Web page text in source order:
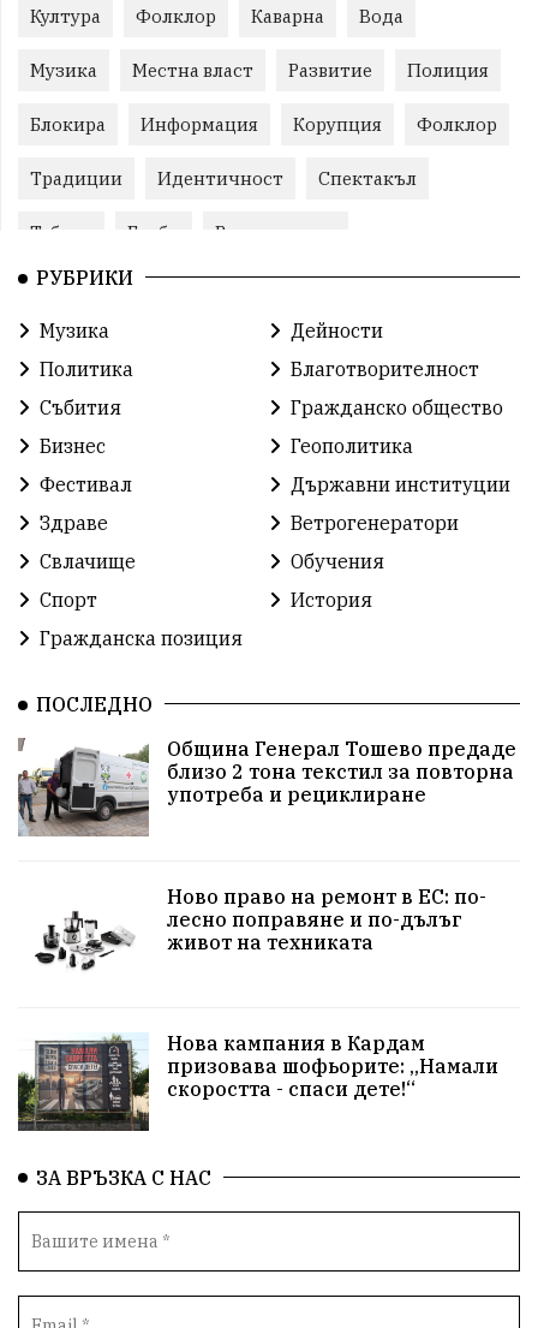
Култура Фолклор Каварна Вода
Музика Местна власт Развитие Полиция
Блокира Информация Корупция Фолклор
Традиции Идентичност Спектакъл
Табели Глоби Велотуризъм
Благотворителност
Работа Народност
Ретро Международен Футбол
Лига екология протест
Одринци
Концерт Победа Баскетбол
Усмивки история празник
Община Добрич
Шах Балканиада Спорт Световен
Шампион
Общност Крушари
РУБРИКИ
Музика
Дейности
Политика
Благотворителност
Събития
Гражданско общество
Бизнес
Геополитика
Фестивал
Държавни институции
Здраве
Ветрогенератори
Свлачище
Обучения
Спорт
История
Гражданска позиция
ПОСЛЕДНО
Община Генерал Тошево предаде
близо 2 тона текстил за повторна
употреба и рециклиране
Ново право на ремонт в ЕС: по-
лесно поправяне и по-дълъг
живот на техниката
Нова кампания в Кардам
призовава шофьорите: „Намали
скоростта - спаси дете!“
ЗА ВРЪЗКА С НАС